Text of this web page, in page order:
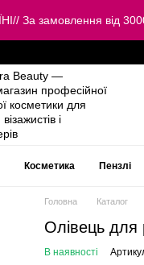
За замовлення
Косметика Пензлі
Головна Каталог
Олівець для
В наявності